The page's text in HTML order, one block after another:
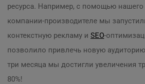
ресурса. Например, с помощью нашего
компании-производителе мы
контекстную рекламу и SEO-
позволило привлечь новую
три месяца мы достигли увеличения
80%!